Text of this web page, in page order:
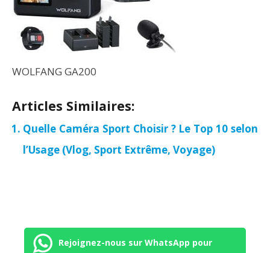
WOLFANG GA200
Articles Similaires:
Quelle Caméra Sport Choisir ? Le Top 10 selon
l’Usage (Vlog, Sport Extrême, Voyage)
Rejoignez-nous sur WhatsApp pour